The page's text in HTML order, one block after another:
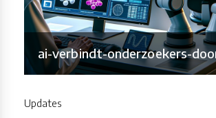
ai-verbindt-onderzoekers-
Updates